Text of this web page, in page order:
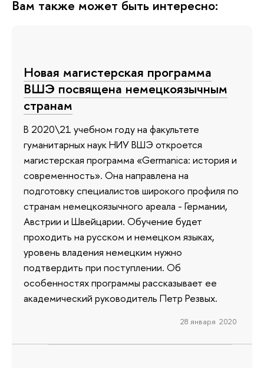
Вам также может быть интересно:
Новая магистерская программа
ВШЭ посвящена немецкоязычным
странам
В 2020\21 учебном году на факультете
гуманитарных наук НИУ ВШЭ откроется
магистерская программа «Germanica: история и
современность». Она направлена на
подготовку специалистов широкого профиля по
странам немецкоязычного ареала - Германии,
Австрии и Швейцарии. Обучение будет
проходить на русском и немецком языках,
уровень владения немецким нужно
подтвердить при поступлении. Об
особенностях программы рассказывает ее
академический руководитель Петр Резвых.
28 января 2020